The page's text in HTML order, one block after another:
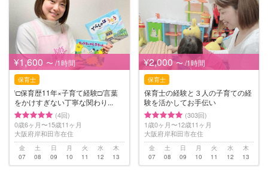
¥1,600 〜 /1時間
保育士
\□︎保育歴11年×子育て経験□︎/言葉
をかけすぎない丁寧な関わり...
(4回)
0歳6ヶ月〜15歳11ヶ月
大阪府岸和田市在住
金
07
土
08
日
09
月
10
火
11
水
12
木
13
¥2,000 〜 /1時間
保育士
保育士の経験と３人の子育ての経
験を活かしてお手伝い
(303回)
1歳0ヶ月〜12歳11ヶ月
大阪府岸和田市在住
金
07
土
08
日
09
月
10
火
11
水
12
木
13